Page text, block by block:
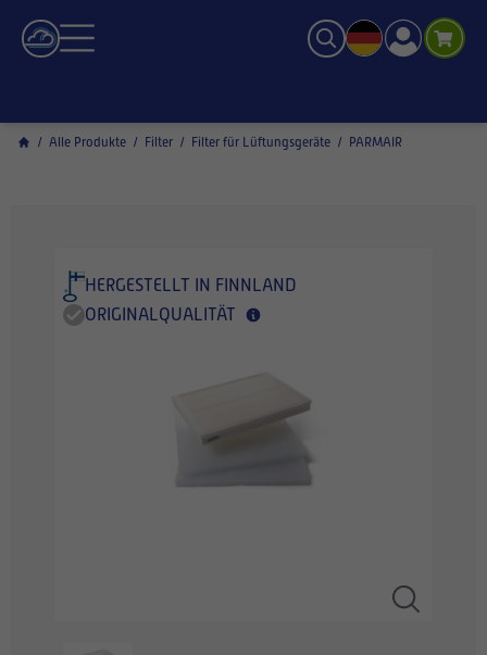
/ Alle Produkte / Filter / Filter für Lüftungsgeräte / PARMAIR
HERGESTELLT IN FINNLAND
ORIGINALQUALITÄT